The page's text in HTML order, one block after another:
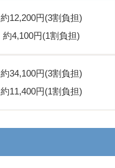
約12,200円(3割負担)
約4,100円(1割負担)
約34,100円(3割負担)
約11,400円(1割負担)